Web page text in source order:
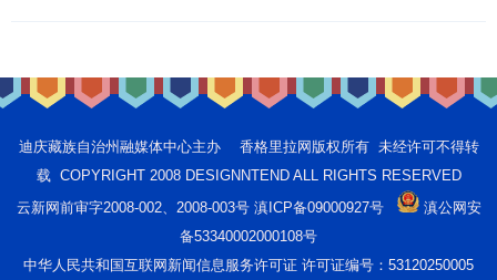
迪庆藏族自治州融媒体中心主办 香格里拉网版权所有 未经许可不得转
载 COPYRIGHT 2008 DESIGNNTEND ALL RIGHTS RESERVED
云新网前审字2008-002、2008-003号 滇ICP备09000927号
滇公网安
备53340002000108号
中华人民共和国互联网新闻信息服务许可证 许可证编号：53120250005